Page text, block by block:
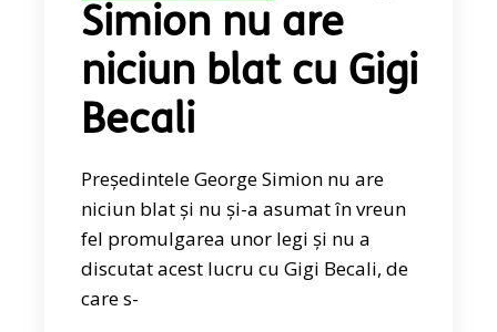
Simion nu are
niciun blat cu Gigi
Becali
Președintele George Simion nu are
niciun blat și nu și-a asumat în vreun
fel promulgarea unor legi și nu a
discutat acest lucru cu Gigi Becali, de
care s-